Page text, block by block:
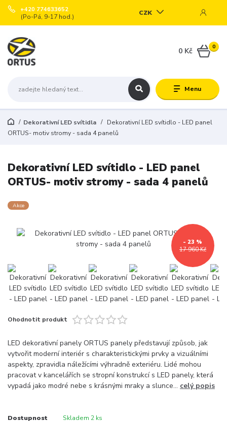
Menu
CZK
+420 774633652
(Po-Pá, 9-17 hod.)
0
0 Kč
Dekorativní LED svítidla
Dekorativní LED svítidlo - LED panel
ORTUS- motiv stromy - sada 4 panelů
Dekorativní LED svítidlo - LED panel
ORTUS- motiv stromy - sada 4 panelů
Akce
17 960 Kč
- 23 %
Ohodnotit produkt
LED dekorativní panely ORTUS panely představují způsob, jak
vytvořit moderní interiér s charakteristickými prvky a vizuálními
aspekty, zpravidla náležícími výhradně exteriéru. Lidé mohou
pracovat v kancelářích se stropní konstrukcí s LED panely, která
vypadá jako modré nebe s krásnými mraky a slunce... celý popis
Dostupnost Skladem 2 ks